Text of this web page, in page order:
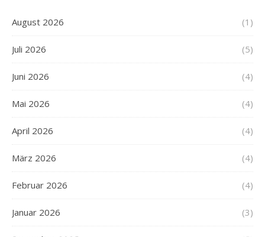
August 2026 (1)
Juli 2026 (5)
Juni 2026 (4)
Mai 2026 (4)
April 2026 (4)
März 2026 (4)
Februar 2026 (4)
Januar 2026 (3)